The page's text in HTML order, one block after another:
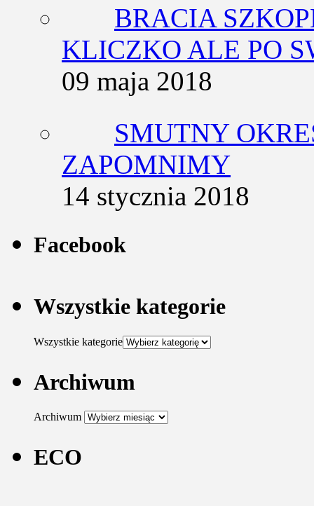
BRACIA
KLICZKO ALE PO
09 maja 2018
SMUTNY
ZAPOMNIMY
14 stycznia 2018
Facebook
Wszystkie kategorie
Wszystkie kategorie
Archiwum
Archiwum
ECO